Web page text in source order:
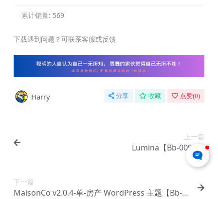
累计销量: 569
下载遇到问题？可联系客服或反馈
Harry 分享 收藏 点赞(0)
上一篇
Lumina【Bb-0097】
下一篇
MaisonCo v2.0.4-单-房产 WordPress 主题【Bb-0